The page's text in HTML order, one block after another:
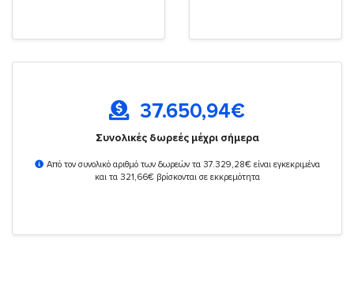
37.650,94€
Συνολικές δωρεές μέχρι σήμερα
Από τον συνολικό αριθμό των δωρεών τα 37.329,28€ είναι εγκεκριμένα
και τα 321,66€ βρίσκονται σε εκκρεμότητα